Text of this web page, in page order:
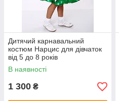
Дитячий карнавальний
костюм Нарцис для дівчаток
від 5 до 8 років
В наявності
1 300 ₴